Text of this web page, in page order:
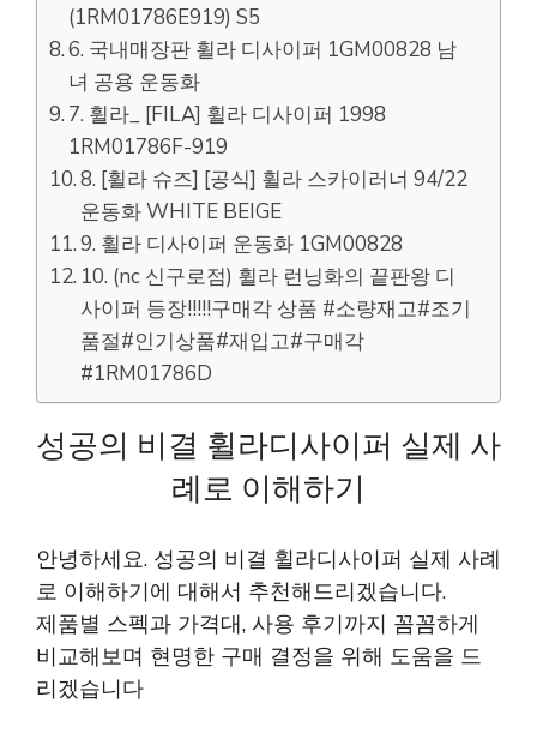
(1RM01786E919) S5
6. 국내매장판 휠라 디사이퍼 1GM00828 남
녀 공용 운동화
7. 휠라_ [FILA] 휠라 디사이퍼 1998
1RM01786F-919
8. [휠라 슈즈] [공식] 휠라 스카이러너 94/22
운동화 WHITE BEIGE
9. 휠라 디사이퍼 운동화 1GM00828
10. (nc 신구로점) 휠라 런닝화의 끝판왕 디
사이퍼 등장!!!!!구매각 상품 #소량재고#조기
품절#인기상품#재입고#구매각
#1RM01786D
성공의 비결 휠라디사이퍼 실제 사
례로 이해하기
안녕하세요. 성공의 비결 휠라디사이퍼 실제 사례
로 이해하기에 대해서 추천해드리겠습니다.
제품별 스펙과 가격대, 사용 후기까지 꼼꼼하게
비교해보며 현명한 구매 결정을 위해 도움을 드
리겠습니다